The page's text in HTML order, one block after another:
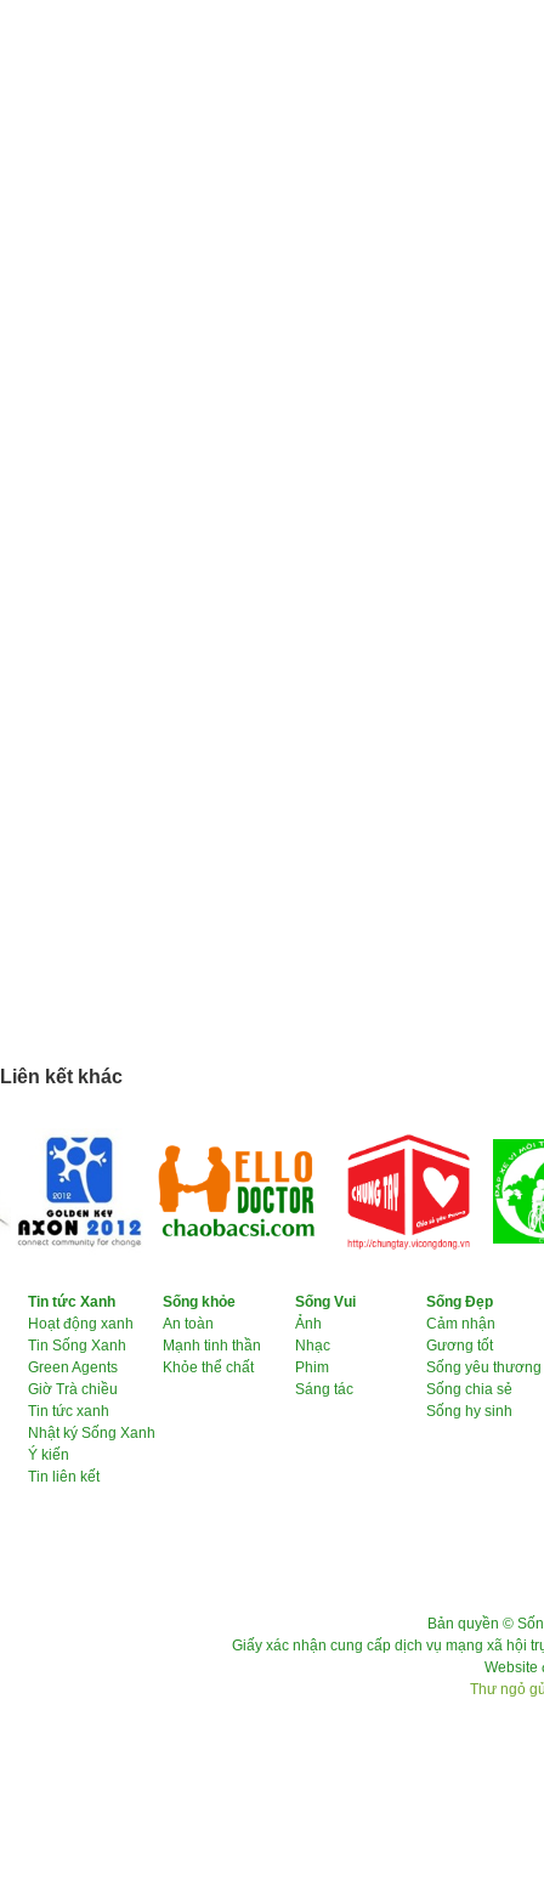
Liên kết khác
Tin tức Xanh
Hoạt động xanh
Tin Sống Xanh
Green Agents
Giờ Trà chiều
Tin tức xanh
Nhật ký Sống Xanh
Ý kiến
Tin liên kết
Sống khỏe
An toàn
Mạnh tinh thần
Khỏe thể chất
Sống Vui
Ảnh
Nhạc
Phim
Sáng tác
Sống Đẹp
Cảm nhận
Gương tốt
Sống yêu thương
Sống chia sẻ
Sống hy sinh
Bản quyền ©
Giấy xác nhận cung cấp dịch vụ mạng xã hội
Website
Thư ngỏ